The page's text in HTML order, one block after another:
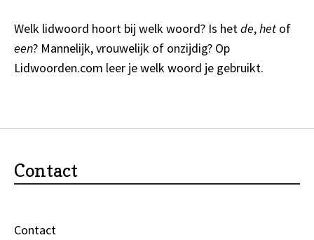
Welk lidwoord hoort bij welk woord? Is hetde,het of
een? Mannelijk, vrouwelijk of onzijdig? Op
Lidwoorden.com leer je welk woord je gebruikt.
Contact
Contact